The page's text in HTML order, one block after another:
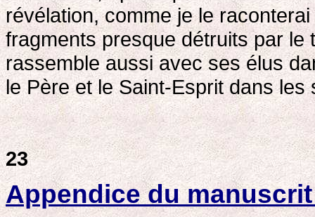
révélation, comme je le
fragments presque détruits par
rassemble aussi avec ses élus
le Père et le Saint-Esprit dans
23
Appendice du